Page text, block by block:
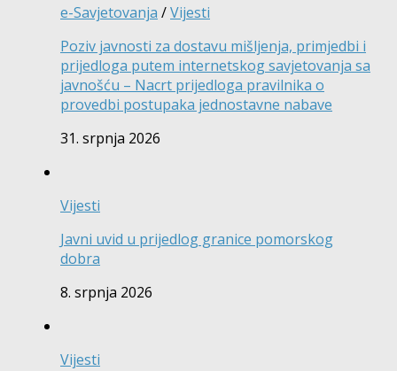
e-Savjetovanja /Vijesti
Poziv javnosti za dostavu mišljenja, primjedbi i
prijedloga putem internetskog savjetovanja sa
javnošću – Nacrt prijedloga pravilnika o
provedbi postupaka jednostavne nabave
31. srpnja 2026
Vijesti
Javni uvid u prijedlog granice pomorskog
dobra
8. srpnja 2026
Vijesti